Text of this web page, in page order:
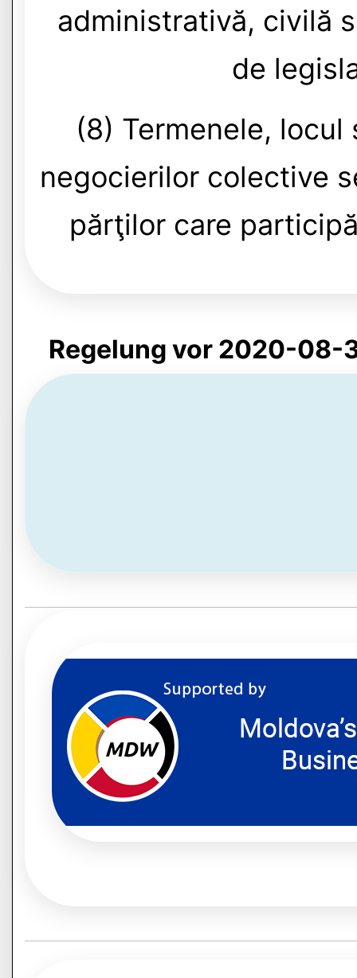
administrativă, civilă
de
(8) Termenele,
negocierilor colective
părţilor care
Regelung vor 2020-08-